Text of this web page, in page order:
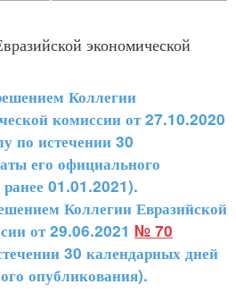
экономической
Коллегии
комиссии от 27.10.2020
по истечении 30
его официального
01.01.2021).
Коллегии Евразийской
от 29.06.2021 № 70
30 календарных дней
опубликования).